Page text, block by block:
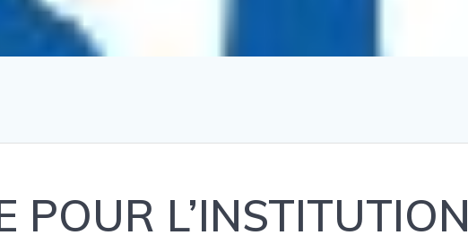
POUR L’INSTITUTION